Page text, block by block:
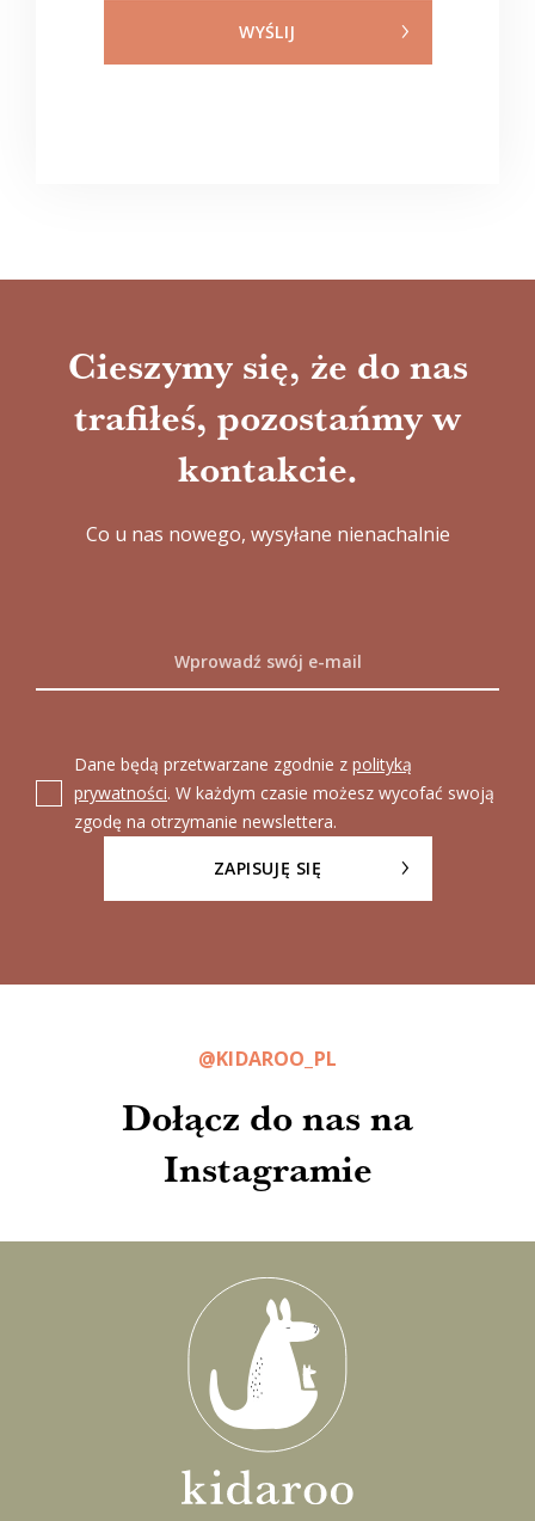
WYŚLIJ
Cieszymy się, że do nas
trafiłeś, pozostańmy w
kontakcie.
Co u nas nowego, wysyłane nienachalnie
Dane będą przetwarzane zgodnie z polityką
prywatności. W każdym czasie możesz wycofać swoją
zgodę na otrzymanie newslettera.
ZAPISUJĘ SIĘ
Dołącz do nas na
Instagramie
@KIDAROO_PL